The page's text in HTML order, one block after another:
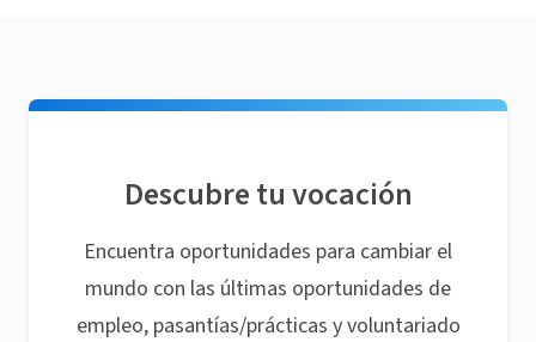
Descubre tu vocación
Encuentra oportunidades para cambiar el
mundo con las últimas oportunidades de
empleo, pasantías/prácticas y voluntariado